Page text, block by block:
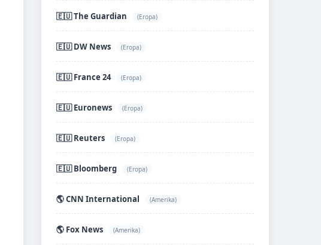
🇪🇺 The Guardian (Eropa)
🇪🇺 DW News (Eropa)
🇪🇺 France 24 (Eropa)
🇪🇺 Euronews (Eropa)
🇪🇺 Reuters (Eropa)
🇪🇺 Bloomberg (Eropa)
🌎 CNN International (Amerika)
🌎 Fox News (Amerika)